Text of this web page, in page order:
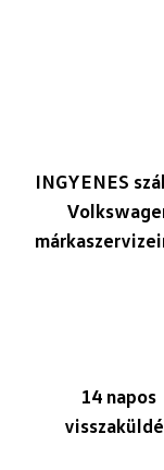
INGYENES
14 napos